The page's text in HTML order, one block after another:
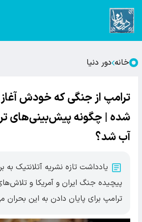
خانه دور دنیا
ترامپ از جنگی که خودش
شده | چگونه پیش‌بینی‌های
آب شد؟
یادداشت تازه نشریه آتلانتیک
پیچیده جنگ ایران و آمریکا و
ترامپ برای پایان دادن به این بحران